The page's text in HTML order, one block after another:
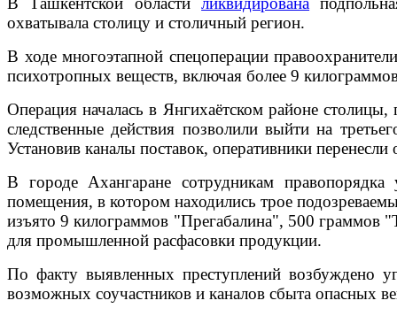
охватывала столицу и столичный регион.
В ходе многоэтапной спецоперации
психотропных веществ, включая более 9
Операция началась в Янгихаётском районе
следственные действия позволили выйти на
Установив каналы поставок, оперативники
В городе Ахангаране сотрудникам
помещения, в котором находились трое
изъято 9 килограммов "Прегабалина", 500 граммов
для промышленной расфасовки продукции.
По факту выявленных преступлений возбуждено
возможных соучастников и каналов сбыта опасных